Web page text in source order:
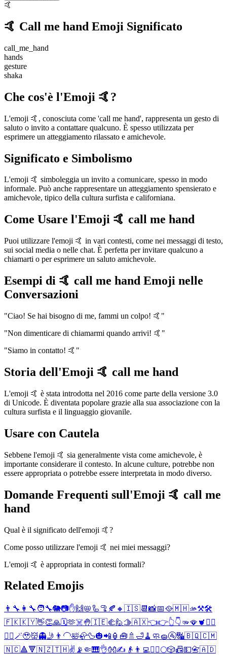
🤙
🤙 Call me hand Emoji Significato
call_me_hand
hands
gesture
shaka
Che cos'è l'Emoji 🤙?
L'emoji 🤙, conosciuta come 'call me hand', rappresenta un gesto di
saluto o invito a contattare qualcuno. È spesso utilizzata per
esprimere un atteggiamento rilassato e amichevole.
Significato e Simbolismo
L'emoji 🤙 simboleggia un invito a comunicare, spesso in modo
informale. Può anche rappresentare un atteggiamento spensierato e
amichevole, tipico della cultura surfista e californiana.
Come Usare l'Emoji 🤙 call me hand
Puoi utilizzare l'emoji 🤙 in vari contesti, come nei messaggi di testo,
sui social media o nelle chat. È perfetta per invitare qualcuno a
chiamarti o per esprimere un saluto amichevole.
Esempi di 🤙 call me hand Emoji nelle
Conversazioni
"Ciao! Se hai bisogno di me, fammi un colpo! 🤙"
"Non dimenticare di chiamarmi quando arrivi! 🤙"
"Siamo in contatto! 🤙"
Storia dell'Emoji 🤙 call me hand
L'emoji 🤙 è stata introdotta nel 2016 come parte della versione 3.0
di Unicode. È diventata popolare grazie alla sua associazione con la
cultura surfista e il linguaggio giovanile.
Usare con Cautela
Sebbene l'emoji 🤙 sia generalmente vista come amichevole, è
importante considerare il contesto. In alcune culture, potrebbe non
essere appropriata o potrebbe essere interpretata in modo diverso.
Domande Frequenti sull'Emoji 🤙 call me
hand
Qual è il significato dell'emoji 🤙?
Come posso utilizzare l'emoji 🤙 nei miei messaggi?
L'emoji 🤙 è appropriata in contesti formali?
Related Emojis
👨‍🔧 👩‍🔧 🧑‍🔧🐘📷✋🙌 📛 🦾 🦿 🍂 🔸 🇮🇸📆 📸📅🥘🇲🇭🫴⚒️🛠️
🇫🇰🇰🇾👋👏🙏🗓️🫶☠️🤚🇮🇪🫲🙋 🫱🇦🇽👈👉👆👇🫳🪭 🫀 😮‍💨
🧔‍♂️ 🪄🥹👹👻🤳 👨‍🦲🛀🦣🦆🎃📲 🏮 🧰 🚿 🛁 🧹 🧼🧽🚰🔣🇧🇶🇨🇲
🇳🇨🔺🔻🇳🇿🇹🇭✌️ 📡 🤏🎹👌👐✍️ 👴 👨‍💻🧍‍♂️🌕🎲📠💵📇🇦🇩